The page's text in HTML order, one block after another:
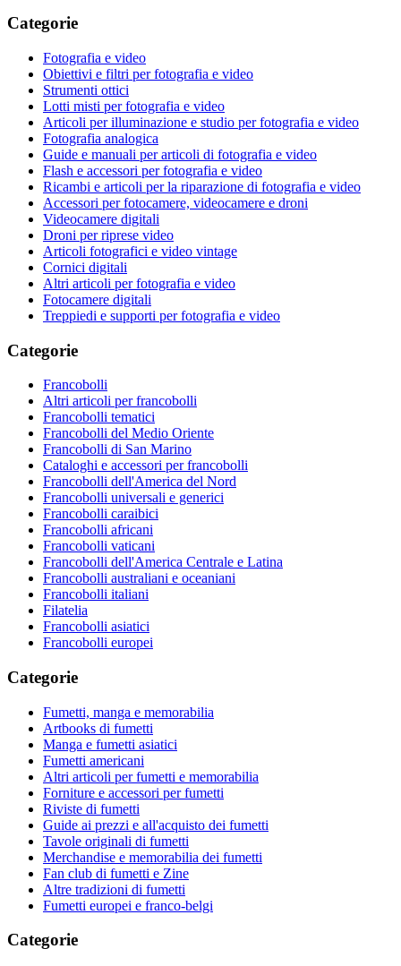
Categorie
Fotografia e video
Obiettivi e filtri per fotografia e video
Strumenti ottici
Lotti misti per fotografia e video
Articoli per illuminazione e studio per fotografia e video
Fotografia analogica
Guide e manuali per articoli di fotografia e video
Flash e accessori per fotografia e video
Ricambi e articoli per la riparazione di fotografia e video
Accessori per fotocamere, videocamere e droni
Videocamere digitali
Droni per riprese video
Articoli fotografici e video vintage
Cornici digitali
Altri articoli per fotografia e video
Fotocamere digitali
Treppiedi e supporti per fotografia e video
Categorie
Francobolli
Altri articoli per francobolli
Francobolli tematici
Francobolli del Medio Oriente
Francobolli di San Marino
Cataloghi e accessori per francobolli
Francobolli dell'America del Nord
Francobolli universali e generici
Francobolli caraibici
Francobolli africani
Francobolli vaticani
Francobolli dell'America Centrale e Latina
Francobolli australiani e oceaniani
Francobolli italiani
Filatelia
Francobolli asiatici
Francobolli europei
Categorie
Fumetti, manga e memorabilia
Artbooks di fumetti
Manga e fumetti asiatici
Fumetti americani
Altri articoli per fumetti e memorabilia
Forniture e accessori per fumetti
Riviste di fumetti
Guide ai prezzi e all'acquisto dei fumetti
Tavole originali di fumetti
Merchandise e memorabilia dei fumetti
Fan club di fumetti e Zine
Altre tradizioni di fumetti
Fumetti europei e franco-belgi
Categorie